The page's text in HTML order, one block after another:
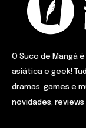
O Suco de Mangá
asiática e geek!
dramas, games e
novidades,